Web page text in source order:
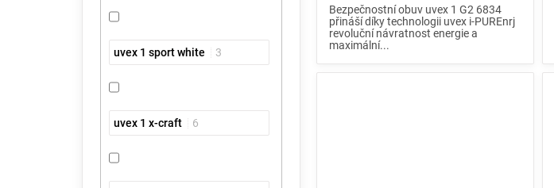
uvex 1 sport white 3
uvex 1 x-craft 6
Bezpečnostní obuv uvex 1 G2 6834
přináší díky technologii uvex i-PUREnrj
revoluční návratnost energie a
maximální...